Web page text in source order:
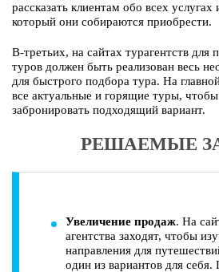
рассказать клиентам обо всех
который они собираются приобрести.
В-третьих, на сайтах турагентств для
туров должен быть реализован весь
для быстрого подбора тура. На
все актуальные и горящие туры,
забронировать подходящий вариант.
РЕШАЕМЫЕ
Увеличение продаж. На
агентства заходят, чтобы
направления для
один из вариантов для